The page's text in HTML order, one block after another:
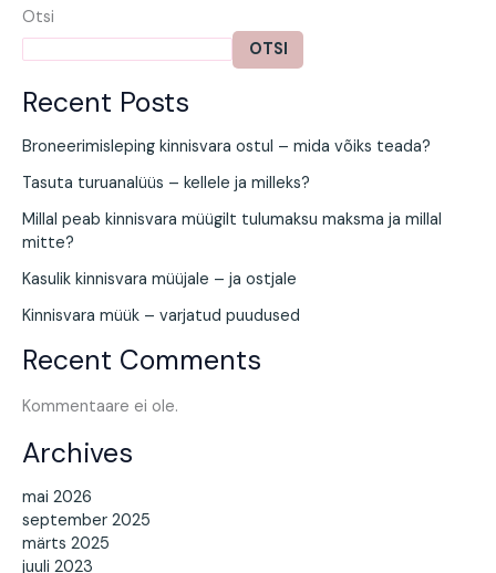
Otsi
OTSI
Recent Posts
Broneerimisleping kinnisvara ostul – mida võiks teada?
Tasuta turuanalüüs – kellele ja milleks?
Millal peab kinnisvara müügilt tulumaksu maksma ja millal
mitte?
Kasulik kinnisvara müüjale – ja ostjale
Kinnisvara müük – varjatud puudused
Recent Comments
Kommentaare ei ole.
Archives
mai 2026
september 2025
märts 2025
juuli 2023